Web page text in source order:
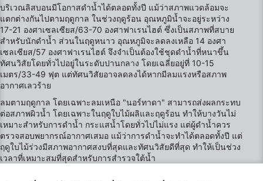
บริเวณลิสบอนมีโอกาสดำน้ำได้ตลอดทั้งปี แม้ว่าสภาพแวดล้อมจะ
แตกต่างกันไปตามฤดูกาล ในช่วงฤดูร้อน อุณหภูมิน้ำจะอยู่ระหว่าง
17-21 องศาเซลเซียส/63-70 องศาฟาเรนไฮต์ ซึ่งเป็นสภาพที่สบาย
สำหรับนักดำน้ำ ส่วนในฤดูหนาว อุณหภูมิจะลดลงเหลือ 14 องศา
เซลเซียส/57 องศาฟาเรนไฮต์ จึงจำเป็นต้องใช้ชุดดำน้ำที่หนาขึ้น
ทัศนวิสัยโดยทั่วไปอยู่ในระดับปานกลาง โดยเฉลี่ยอยู่ที่ 10-15
เมตร/33-49 ฟุต แต่ทัศนวิสัยอาจลดลงได้หากมีลมแรงหรือสภาพ
อากาศเลวร้าย
ลมตามฤดูกาล โดยเฉพาะลมเหนือ "นอร์ทาดา" สามารถส่งผลกระทบ
ต่อสภาพผิวน้ำ โดยเฉพาะในฤดูใบไม้ผลิและฤดูร้อน ทำให้บางวันไม่
เหมาะสำหรับการดำน้ำ กระแสน้ำโดยทั่วไปไม่แรง แต่ผู้ดำน้ำควร
ตรวจสอบพยากรณ์อากาศเสมอ แม้ว่าการดำน้ำจะทำได้ตลอดทั้งปี แต่
ฤดูใบไม้ร่วงมีสภาพอากาศสงบที่สุดและทัศนวิสัยดีที่สุด ทำให้เป็นช่วง
เวลาที่เหมาะสมที่สุดสำหรับการสำรวจใต้น้ำ
จำเป็น
ประสิทธิภาพการทำงาน
การทำงาน
การโฆษณา